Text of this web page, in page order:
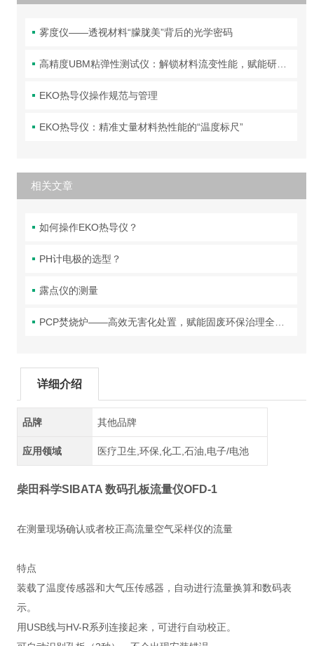
雾度仪——透视材料“朦胧美”背后的光学密码
高精度UBM粘弹性测试仪：解锁材料流变性能，赋能研发与质控
EKO热导仪操作规范与管理
EKO热导仪：精准丈量材料热性能的“温度标尺”
相关文章
如何操作EKO热导仪？
PH计电极的选型？
露点仪的测量
PCP焚烧炉——高效无害化处置，赋能固废环保治理全场景
详细介绍
品牌 其他品牌
应用领域 医疗卫生,环保,化工,石油,电子/电池
柴田科学SIBATA 数码孔板流量仪OFD-1
在测量现场确认或者校正高流量空气采样仪的流量
特点
装载了温度传感器和大气压传感器，自动进行流量换算和数码表
示。
用USB线与HV-R系列连接起来，可进行自动校正。